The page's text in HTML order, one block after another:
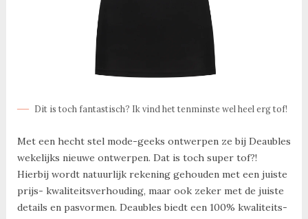
Dit is toch fantastisch? Ik vind het tenminste wel heel erg tof!
Met een hecht stel mode-geeks ontwerpen ze bij Deaubles
wekelijks nieuwe ontwerpen. Dat is toch super tof?!
Hierbij wordt natuurlijk rekening gehouden met een juiste
prijs- kwaliteitsverhouding, maar ook zeker met de juiste
details en pasvormen. Deaubles biedt een 100% kwaliteits-